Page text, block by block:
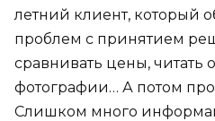
летний клиент, который
проблем с принятием
сравнивать цены, читать
фотографии… А потом
Слишком много